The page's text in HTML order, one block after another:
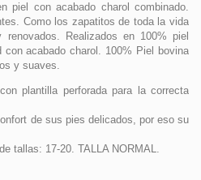
piel con acabado charol combinado.
Como los zapatitos de toda la vida
Realizados en 100% piel
con acabado charol. 100% Piel bovina
y suaves.
plantilla perforada para la correcta
de sus pies delicados, por eso su
tallas: 17-20. TALLA NORMAL.